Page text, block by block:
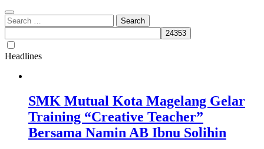
Search
for:
Headlines
SMK Mutual Kota Magelang Gelar
Training “Creative Teacher”
Bersama Namin AB Ibnu Solihin